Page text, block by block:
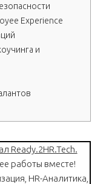
Experience
и
Ready.2HR.Tech.
работы вместе!
HR-Аналитика,